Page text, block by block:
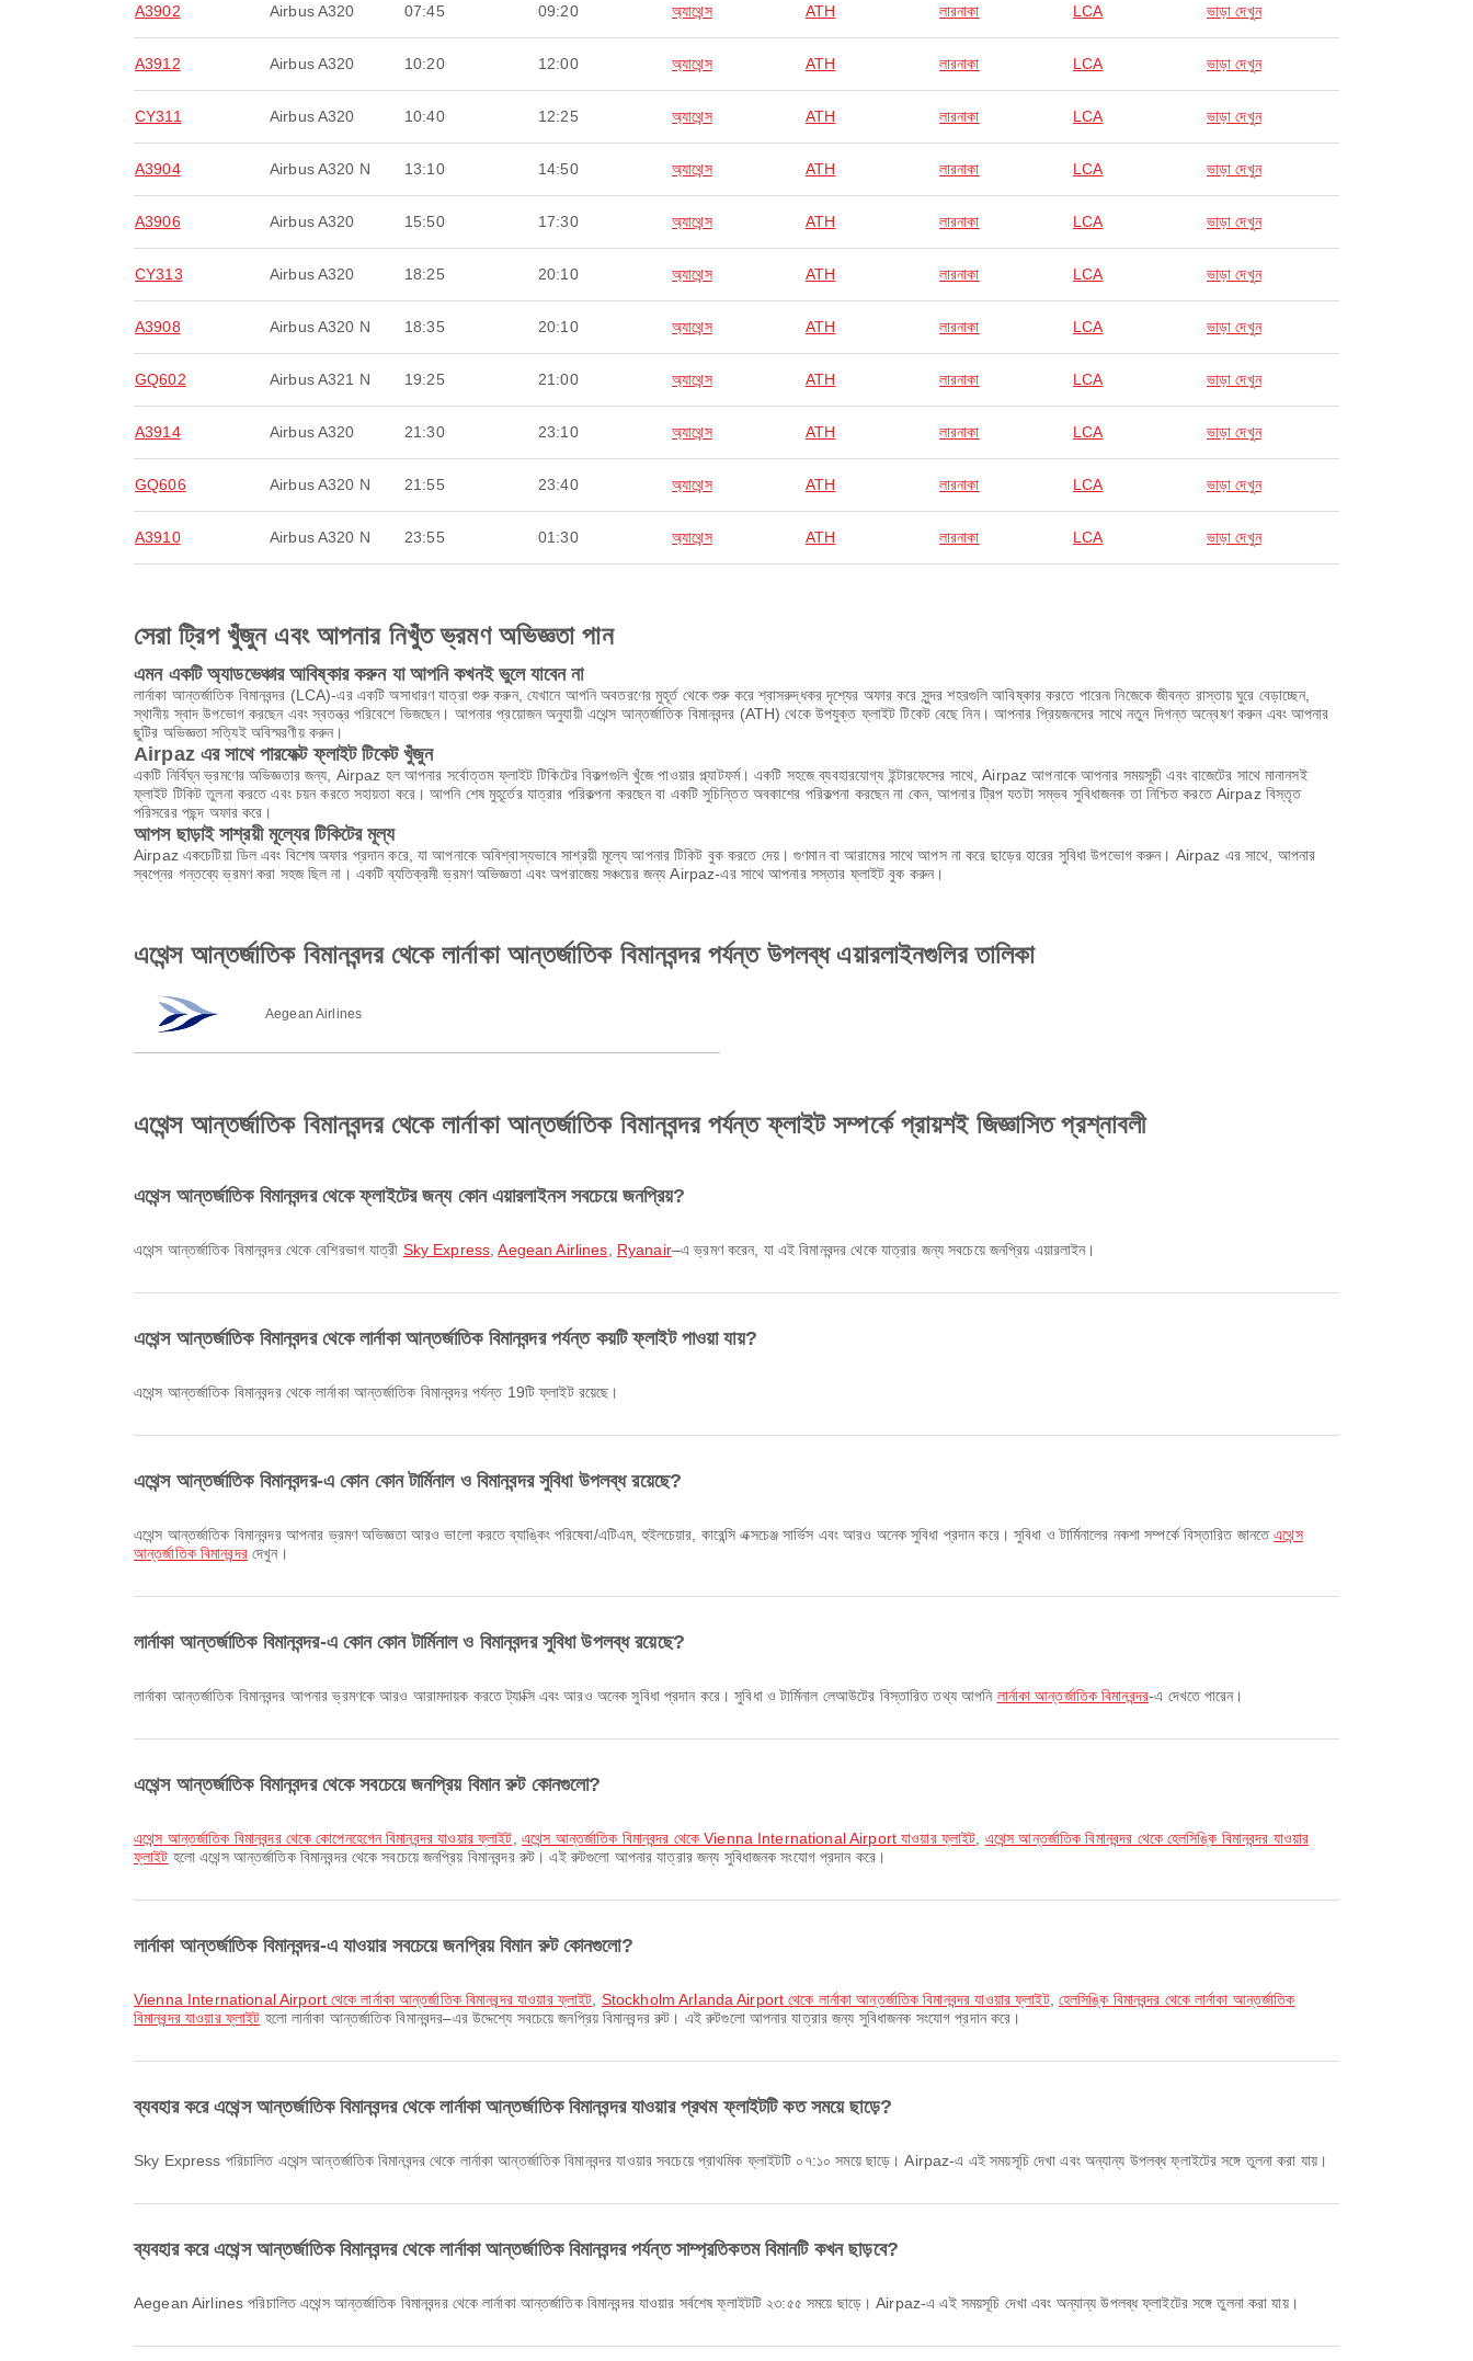
A3902 Airbus A320 07:45 09:20 অ্যাথেন্স ATH লারনাকা LCA ভাড়া দেখুন
A3912 Airbus A320 10:20 12:00 অ্যাথেন্স ATH লারনাকা LCA ভাড়া দেখুন
CY311 Airbus A320 10:40 12:25 অ্যাথেন্স ATH লারনাকা LCA ভাড়া দেখুন
A3904 Airbus A320 N 13:10 14:50 অ্যাথেন্স ATH লারনাকা LCA ভাড়া দেখুন
A3906 Airbus A320 15:50 17:30 অ্যাথেন্স ATH লারনাকা LCA ভাড়া দেখুন
CY313 Airbus A320 18:25 20:10 অ্যাথেন্স ATH লারনাকা LCA ভাড়া দেখুন
A3908 Airbus A320 N 18:35 20:10 অ্যাথেন্স ATH লারনাকা LCA ভাড়া দেখুন
GQ602 Airbus A321 N 19:25 21:00 অ্যাথেন্স ATH লারনাকা LCA ভাড়া দেখুন
A3914 Airbus A320 21:30 23:10 অ্যাথেন্স ATH লারনাকা LCA ভাড়া দেখুন
GQ606 Airbus A320 N 21:55 23:40 অ্যাথেন্স ATH লারনাকা LCA ভাড়া দেখুন
A3910 Airbus A320 N 23:55 01:30 অ্যাথেন্স ATH লারনাকা LCA ভাড়া দেখুন
সেরা ট্রিপ খুঁজুন এবং আপনার নিখুঁত ভ্রমণ অভিজ্ঞতা পান
এমন একটি অ্যাডভেঞ্চার আবিষ্কার করুন যা আপনি কখনই ভুলে যাবেন না
লার্নাকা আন্তর্জাতিক বিমানবন্দর (LCA)-এর একটি অসাধারণ যাত্রা শুরু করুন, যেখানে আপনি অবতরণের মুহূর্ত থেকে শুরু করে শ্বাসরুদ্ধকর দৃশ্যের অফার করে সুন্দর শহরগুলি আবিষ্কার করতে পারেন৷ নিজেকে জীবন্ত রাস্তায় ঘুরে বেড়াচ্ছেন,
স্থানীয় স্বাদ উপভোগ করছেন এবং স্বতন্ত্র পরিবেশে ভিজছেন। আপনার প্রয়োজন অনুযায়ী এথেন্স আন্তর্জাতিক বিমানবন্দর (ATH) থেকে উপযুক্ত ফ্লাইট টিকেট বেছে নিন। আপনার প্রিয়জনদের সাথে নতুন দিগন্ত অন্বেষণ করুন এবং আপনার
ছুটির অভিজ্ঞতা সত্যিই অবিস্মরণীয় করুন।
Airpaz এর সাথে পারফেক্ট ফ্লাইট টিকেট খুঁজুন
একটি নির্বিঘ্ন ভ্রমণের অভিজ্ঞতার জন্য, Airpaz হল আপনার সর্বোত্তম ফ্লাইট টিকিটের বিকল্পগুলি খুঁজে পাওয়ার প্ল্যাটফর্ম। একটি সহজে ব্যবহারযোগ্য ইন্টারফেসের সাথে, Airpaz আপনাকে আপনার সময়সূচী এবং বাজেটের সাথে মানানসই
ফ্লাইট টিকিট তুলনা করতে এবং চয়ন করতে সহায়তা করে। আপনি শেষ মুহূর্তের যাত্রার পরিকল্পনা করছেন বা একটি সুচিন্তিত অবকাশের পরিকল্পনা করছেন না কেন, আপনার ট্রিপ যতটা সম্ভব সুবিধাজনক তা নিশ্চিত করতে Airpaz বিস্তৃত
পরিসরের পছন্দ অফার করে।
আপস ছাড়াই সাশ্রয়ী মূল্যের টিকিটের মূল্য
Airpaz একচেটিয়া ডিল এবং বিশেষ অফার প্রদান করে, যা আপনাকে অবিশ্বাস্যভাবে সাশ্রয়ী মূল্যে আপনার টিকিট বুক করতে দেয়। গুণমান বা আরামের সাথে আপস না করে ছাড়ের হারের সুবিধা উপভোগ করুন। Airpaz এর সাথে, আপনার
স্বপ্নের গন্তব্যে ভ্রমণ করা সহজ ছিল না। একটি ব্যতিক্রমী ভ্রমণ অভিজ্ঞতা এবং অপরাজেয় সঞ্চয়ের জন্য Airpaz-এর সাথে আপনার সস্তার ফ্লাইট বুক করুন।
এথেন্স আন্তর্জাতিক বিমানবন্দর থেকে লার্নাকা আন্তর্জাতিক বিমানবন্দর পর্যন্ত উপলব্ধ এয়ারলাইনগুলির তালিকা
Aegean Airlines
এথেন্স আন্তর্জাতিক বিমানবন্দর থেকে লার্নাকা আন্তর্জাতিক বিমানবন্দর পর্যন্ত ফ্লাইট সম্পর্কে প্রায়শই জিজ্ঞাসিত প্রশ্নাবলী
এথেন্স আন্তর্জাতিক বিমানবন্দর থেকে ফ্লাইটের জন্য কোন এয়ারলাইনস সবচেয়ে জনপ্রিয়?
এথেন্স আন্তর্জাতিক বিমানবন্দর থেকে বেশিরভাগ যাত্রী Sky Express ,Aegean Airlines Ryanair–এ ভ্রমণ করেন, যা এই বিমানবন্দর থেকে যাত্রার জন্য সবচেয়ে জনপ্রিয় এয়ারলাইন।
এথেন্স আন্তর্জাতিক বিমানবন্দর থেকে লার্নাকা আন্তর্জাতিক বিমানবন্দর পর্যন্ত কয়টি ফ্লাইট পাওয়া যায়?
এথেন্স আন্তর্জাতিক বিমানবন্দর থেকে লার্নাকা আন্তর্জাতিক বিমানবন্দর পর্যন্ত 19টি ফ্লাইট রয়েছে।
এথেন্স আন্তর্জাতিক বিমানবন্দর-এ কোন কোন টার্মিনাল ও বিমানবন্দর সুবিধা উপলব্ধ রয়েছে?
এথেন্স আন্তর্জাতিক বিমানবন্দর আপনার ভ্রমণ অভিজ্ঞতা আরও ভালো করতে ব্যাঙ্কিং পরিষেবা/এটিএম, হুইলচেয়ার, কারেন্সি এক্সচেঞ্জ সার্ভিস এবং আরও অনেক সুবিধা প্রদান করে। সুবিধা ও টার্মিনালের নকশা সম্পর্কে বিস্তারিত জানতেএথেন্স
আন্তর্জাতিক বিমানবন্দরদেখুন।
লার্নাকা আন্তর্জাতিক বিমানবন্দর-এ কোন কোন টার্মিনাল ও বিমানবন্দর সুবিধা উপলব্ধ রয়েছে?
লার্নাকা আন্তর্জাতিক বিমানবন্দর আপনার ভ্রমণকে আরও আরামদায়ক করতে ট্যাক্সি এবং আরও অনেক সুবিধা প্রদান করে। সুবিধা ও টার্মিনাল লেআউটের বিস্তারিত তথ্য আপনি লার্নাকা আন্তর্জাতিক বিমানবন্দর-এ দেখতে পারেন।
এথেন্স আন্তর্জাতিক বিমানবন্দর থেকে সবচেয়ে জনপ্রিয় বিমান রুট কোনগুলো?
এথেন্স আন্তর্জাতিক বিমানবন্দর থেকে কোপেনহেগেন বিমানবন্দর যাওয়ার ফ্লাইট এথেন্স আন্তর্জাতিক বিমানবন্দর থেকে Vienna International Airport যাওয়ার ফ্লাইট এথেন্স আন্তর্জাতিক বিমানবন্দর থেকে হেলসিঙ্কি বিমানবন্দর যাওয়ার
ফ্লাইট হলো এথেন্স আন্তর্জাতিক বিমানবন্দর থেকে সবচেয়ে জনপ্রিয় বিমানবন্দর রুট। এই রুটগুলো আপনার যাত্রার জন্য সুবিধাজনক সংযোগ প্রদান করে।
লার্নাকা আন্তর্জাতিক বিমানবন্দর-এ যাওয়ার সবচেয়ে জনপ্রিয় বিমান রুট কোনগুলো?
Vienna International Airport থেকে লার্নাকা আন্তর্জাতিক বিমানবন্দর যাওয়ার ফ্লাইট Stockholm Arlanda Airport থেকে লার্নাকা আন্তর্জাতিক বিমানবন্দর যাওয়ার ফ্লাইট, হেলসিঙ্কি বিমানবন্দর থেকে লার্নাকা আন্তর্জাতিক
বিমানবন্দর যাওয়ার ফ্লাইট হলো লার্নাকা আন্তর্জাতিক বিমানবন্দর–এর উদ্দেশ্যে সবচেয়ে জনপ্রিয় বিমানবন্দর রুট। এই রুটগুলো আপনার যাত্রার জন্য সুবিধাজনক সংযোগ প্রদান করে।
ব্যবহার করে এথেন্স আন্তর্জাতিক বিমানবন্দর থেকে লার্নাকা আন্তর্জাতিক বিমানবন্দর যাওয়ার প্রথম ফ্লাইটটি কত সময়ে ছাড়ে?
Sky Express পরিচালিত এথেন্স আন্তর্জাতিক বিমানবন্দর থেকে লার্নাকা আন্তর্জাতিক বিমানবন্দর যাওয়ার সবচেয়ে প্রাথমিক ফ্লাইটটি ০৭:১০ সময়ে ছাড়ে। Airpaz-এ এই সময়সূচি দেখা এবং অন্যান্য উপলব্ধ ফ্লাইটের সঙ্গে তুলনা করা যায়।
ব্যবহার করে এথেন্স আন্তর্জাতিক বিমানবন্দর থেকে লার্নাকা আন্তর্জাতিক বিমানবন্দর পর্যন্ত সাম্প্রতিকতম বিমানটি কখন ছাড়বে?
Aegean Airlines পরিচালিত এথেন্স আন্তর্জাতিক বিমানবন্দর থেকে লার্নাকা আন্তর্জাতিক বিমানবন্দর যাওয়ার সর্বশেষ ফ্লাইটটি ২৩:৫৫ সময়ে ছাড়ে। Airpaz-এ এই সময়সূচি দেখা এবং অন্যান্য উপলব্ধ ফ্লাইটের সঙ্গে তুলনা করা যায়।